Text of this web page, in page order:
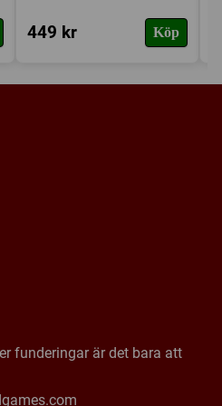
449 kr Köp
funderingar är det bara att